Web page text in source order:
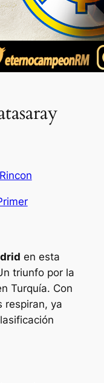
en esta
triunfo por la
Turquía. Con
respiran, ya